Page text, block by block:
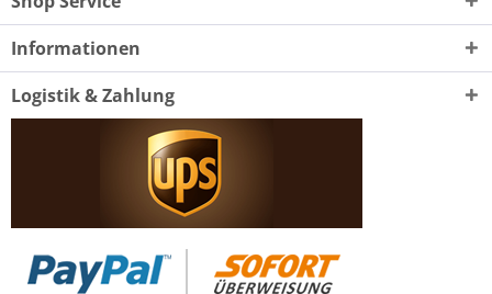
Informationen
Logistik & Zahlung